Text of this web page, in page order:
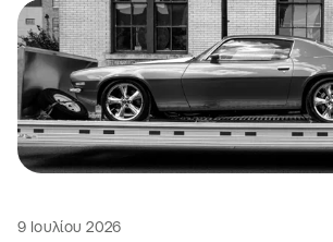
9 Ιουλίου 2026